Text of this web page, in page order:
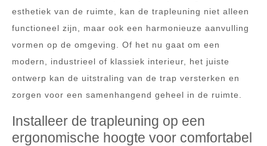
esthetiek van de ruimte, kan de trapleuning niet alleen
functioneel zijn, maar ook een harmonieuze aanvulling
vormen op de omgeving. Of het nu gaat om een
modern, industrieel of klassiek interieur, het juiste
ontwerp kan de uitstraling van de trap versterken en
zorgen voor een samenhangend geheel in de ruimte.
Installeer de trapleuning op een
ergonomische hoogte voor comfortabel